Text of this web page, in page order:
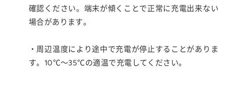
確認ください。端末が傾くことで正常に充電出来ない
場合があります。
・周辺温度により途中で充電が停止することがありま
す。10℃～35℃の適温で充電してください。